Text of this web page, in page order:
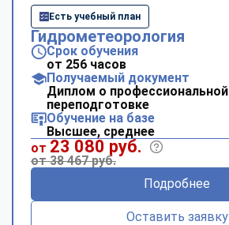
Есть учебный план
Гидрометеорология
Срок обучения
от 256 часов
Получаемый документ
Диплом о профессиональной
переподготовке
Обучение на базе
Высшее, среднее
от 23 080 руб.
от 38 467 руб.
Подробнее
Оставить заявку